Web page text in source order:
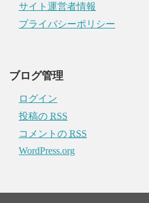
サイト運営者情報
プライバシーポリシー
ブログ管理
ログイン
投稿の RSS
コメントの RSS
WordPress.org